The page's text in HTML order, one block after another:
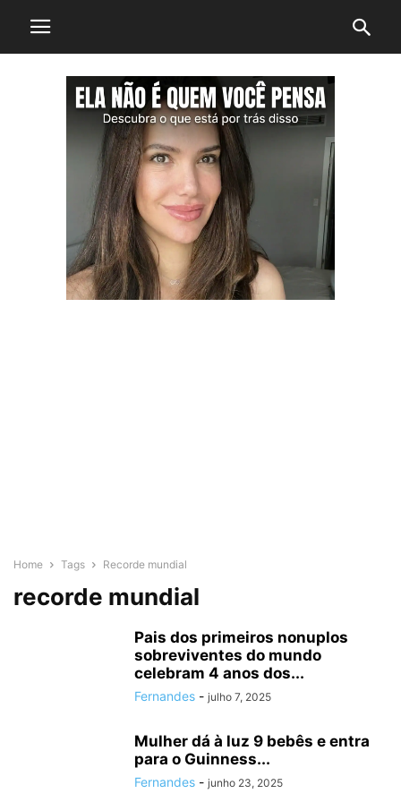
Home Tags Recorde mundial
recorde mundial
Pais dos primeiros nonuplos
sobreviventes do mundo
celebram 4 anos dos...
Fernandes - julho 7, 2025
Mulher dá à luz 9 bebês e entra
para o Guinness...
Fernandes - junho 23, 2025